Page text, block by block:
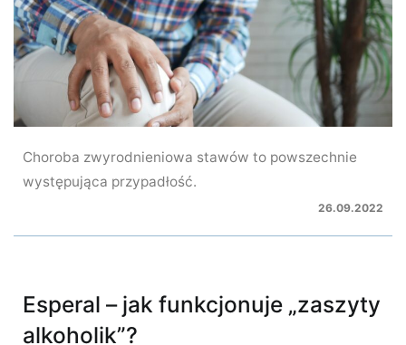
Choroba zwyrodnieniowa stawów to powszechnie
występująca przypadłość.
26.09.2022
Esperal – jak funkcjonuje „zaszyty
alkoholik”?